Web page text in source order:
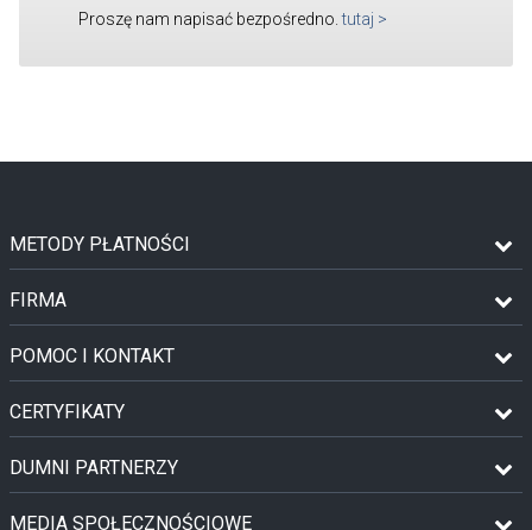
Proszę nam napisać bezpośredno. tutaj >
METODY PŁATNOŚCI
FIRMA
POMOC I KONTAKT
CERTYFIKATY
DUMNI PARTNERZY
MEDIA SPOŁECZNOŚCIOWE